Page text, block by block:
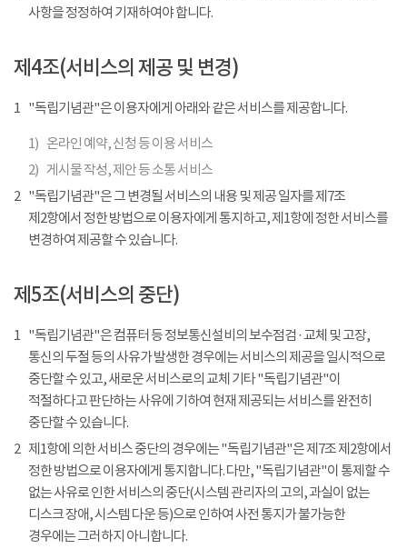
사항을 정정하여 기재하여야 합니다.
제4조(서비스의 제공 및 변경)
1 "독립기념관"은 이용자에게 아래와 같은 서비스를 제공합니다.
1) 온라인 예약, 신청 등 이용 서비스
2) 게시물 작성, 제안 등 소통 서비스
2 "독립기념관"은 그 변경될 서비스의 내용 및 제공 일자를 제7조
제2항에서 정한 방법으로 이용자에게 통지하고, 제1항에 정한 서비스를
변경하여 제공할 수 있습니다.
제5조(서비스의 중단)
1 "독립기념관"은 컴퓨터 등 정보통신설비의 보수점검 · 교체 및 고장,
통신의 두절 등의 사유가 발생한 경우에는 서비스의 제공을 일시적으로
중단할 수 있고, 새로운 서비스로의 교체 기타 "독립기념관"이
적절하다고 판단하는 사유에 기하여 현재 제공되는 서비스를 완전히
중단할 수 있습니다.
2 제1항에 의한 서비스 중단의 경우에는 "독립기념관"은 제7조 제2항에서
정한 방법으로 이용자에게 통지합니다. 다만, "독립기념관"이 통제할 수
없는 사유로 인한 서비스의 중단(시스템 관리자의 고의, 과실이 없는
디스크 장애, 시스템 다운 등)으로 인하여 사전 통지가 불가능한
경우에는 그러하지 아니합니다.